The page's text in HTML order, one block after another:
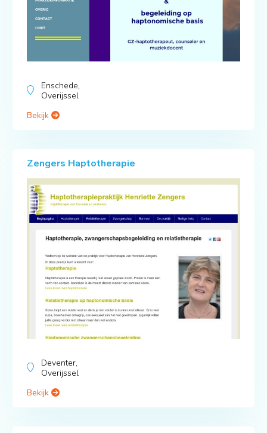
Enschede,
Overijssel
Bekijk
Zengers Haptotherapie
Deventer,
Overijssel
Bekijk